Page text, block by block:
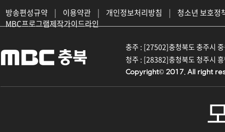
방송편성규약 | 이용약관 | 개인정보처리방침 |
청소년 보호정
MBC프로그램제작가이드라인
충주 : [27502]충청북도 충주시
청주 : [28382]충청북도 청주시
Copyright© 2017. All right